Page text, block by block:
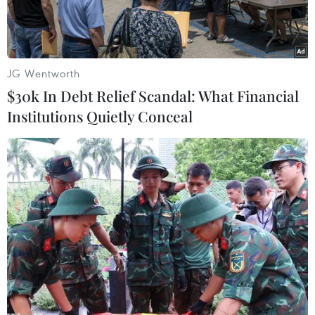
(Nguồn: AP)
Người lao động thuộc hai hãng taxi ở Thái Lan
đã lắp đặt các vườn rau thu nhỏ trên nóc xe của
họ, bằng cách sử dụng các túi rác màu đen căng
quanh khung tre, sau đó thêm đất vào. Họ cũng
trồng nhiều loại cây như cà chua, dưa chuột và
đậu que ở các vườn rau này.
JG Wentworth
$30k In Debt Relief Scandal: What Financial
Institutions Quietly Conceal